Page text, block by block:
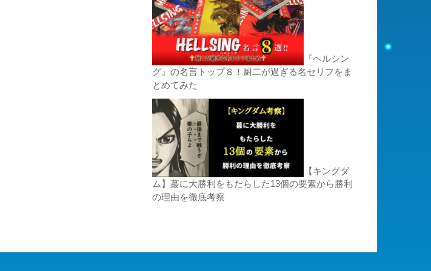
『ヘルシン
グ』の名言トップ８！厨二が過ぎる名セリフをま
とめてみた
【キングダ
ム】蕞に大勝利をもたらした13個の要素から勝利
の理由を徹底考察